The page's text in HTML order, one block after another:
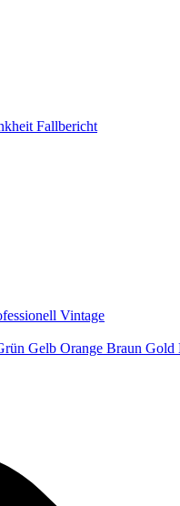
Fallbericht
Vintage
Gelb Orange Braun Gold